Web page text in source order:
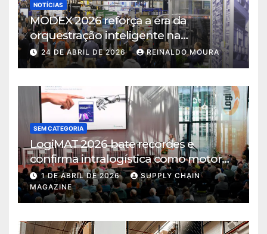
NOTÍCIAS
MODEX 2026 reforça a era da
orquestração inteligente na
intralogística
24 DE ABRIL DE 2026 REINALDO MOURA
SEM CATEGORIA
LogiMAT 2026 bate recordes e
confirma intralogística como motor
de decisão em tempos de incerteza
1 DE ABRIL DE 2026
SUPPLY CHAIN
MAGAZINE